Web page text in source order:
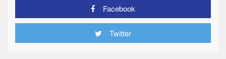
Facebook
Twitter